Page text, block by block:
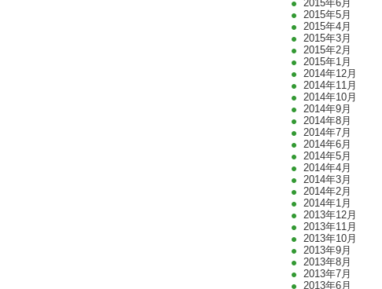
2015年6月
2015年5月
2015年4月
2015年3月
2015年2月
2015年1月
2014年12月
2014年11月
2014年10月
2014年9月
2014年8月
2014年7月
2014年6月
2014年5月
2014年4月
2014年3月
2014年2月
2014年1月
2013年12月
2013年11月
2013年10月
2013年9月
2013年8月
2013年7月
2013年6月